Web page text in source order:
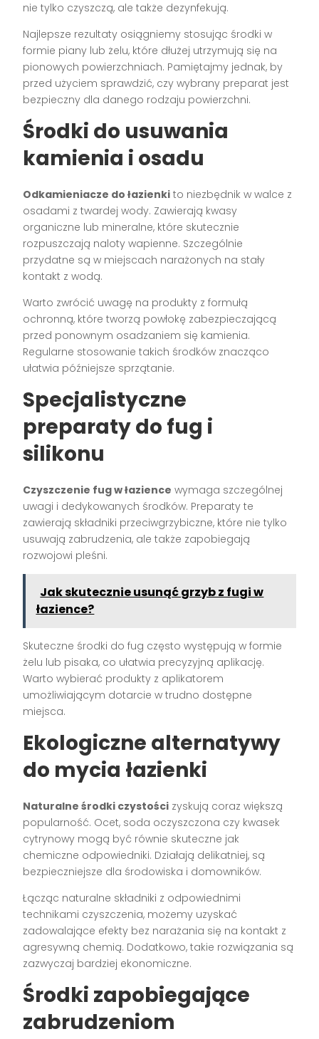
nie tylko czyszczą, ale także dezynfekują.
Najlepsze rezultaty osiągniemy stosując środki w
formie piany lub żelu, które dłużej utrzymują się na
pionowych powierzchniach. Pamiętajmy jednak, by
przed użyciem sprawdzić, czy wybrany preparat jest
bezpieczny dla danego rodzaju powierzchni.
Środki do usuwania
kamienia i osadu
Odkamieniacze do łazienki to niezbędnik w walce z
osadami z twardej wody. Zawierają kwasy
organiczne lub mineralne, które skutecznie
rozpuszczają naloty wapienne. Szczególnie
przydatne są w miejscach narażonych na stały
kontakt z wodą.
Warto zwrócić uwagę na produkty z formułą
ochronną, które tworzą powłokę zabezpieczającą
przed ponownym osadzaniem się kamienia.
Regularne stosowanie takich środków znacząco
ułatwia późniejsze sprzątanie.
Specjalistyczne
preparaty do fug i
silikonu
Czyszczenie fug w łazience wymaga szczególnej
uwagi i dedykowanych środków. Preparaty te
zawierają składniki przeciwgrzybiczne, które nie tylko
usuwają zabrudzenia, ale także zapobiegają
rozwojowi pleśni.
Jak skutecznie usunąć grzyb z fugi w
łazience?
Skuteczne środki do fug często występują w formie
żelu lub pisaka, co ułatwia precyzyjną aplikację.
Warto wybierać produkty z aplikatorem
umożliwiającym dotarcie w trudno dostępne
miejsca.
Ekologiczne alternatywy
do mycia łazienki
Naturalne środki czystości zyskują coraz większą
popularność. Ocet, soda oczyszczona czy kwasek
cytrynowy mogą być równie skuteczne jak
chemiczne odpowiedniki. Działają delikatniej, są
bezpieczniejsze dla środowiska i domowników.
Łącząc naturalne składniki z odpowiednimi
technikami czyszczenia, możemy uzyskać
zadowalające efekty bez narażania się na kontakt z
agresywną chemią. Dodatkowo, takie rozwiązania są
zazwyczaj bardziej ekonomiczne.
Środki zapobiegające
zabrudzeniom